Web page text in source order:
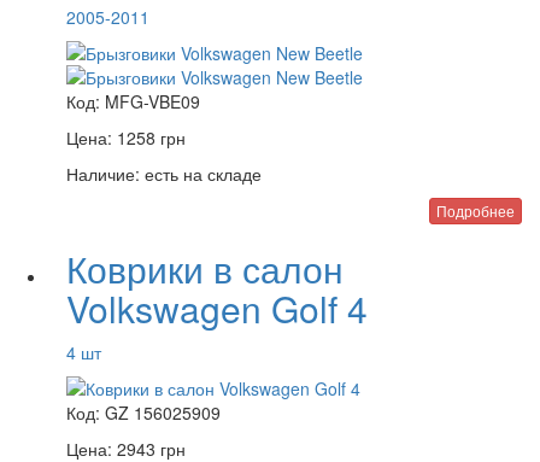
2005-2011
Код: MFG-VBE09
Цена: 1258 грн
Наличие: есть на складе
Подробнее
Коврики в салон
Volkswagen Golf 4
4 шт
Код: GZ 156025909
Цена: 2943 грн